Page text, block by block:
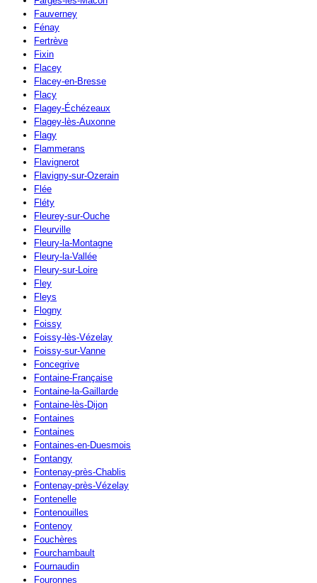
Fauverney
Fénay
Fertrève
Fixin
Flacey
Flacey-en-Bresse
Flacy
Flagey-Échézeaux
Flagey-lès-Auxonne
Flagy
Flammerans
Flavignerot
Flavigny-sur-Ozerain
Flée
Fléty
Fleurey-sur-Ouche
Fleurville
Fleury-la-Montagne
Fleury-la-Vallée
Fleury-sur-Loire
Fley
Fleys
Flogny
Foissy
Foissy-lès-Vézelay
Foissy-sur-Vanne
Foncegrive
Fontaine-Française
Fontaine-la-Gaillarde
Fontaine-lès-Dijon
Fontaines
Fontaines
Fontaines-en-Duesmois
Fontangy
Fontenay-près-Chablis
Fontenay-près-Vézelay
Fontenelle
Fontenouilles
Fontenoy
Fouchères
Fourchambault
Fournaudin
Fouronnes